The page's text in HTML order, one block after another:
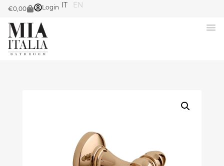
€0,00 Login IT EN